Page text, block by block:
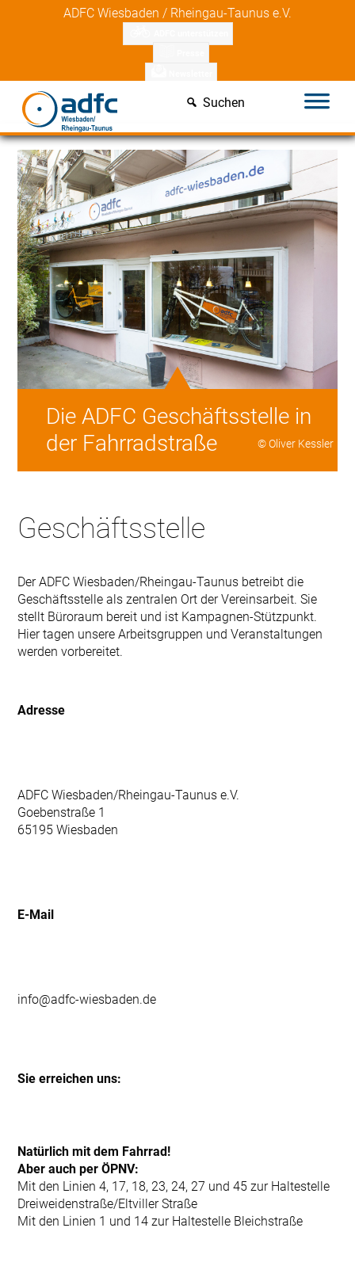
ADFC Wiesbaden / Rheingau-Taunus e.V.
Suchen
Die ADFC Geschäftsstelle in
der Fahrradstraße
© Oliver Kessler
Geschäftsstelle
Der ADFC Wiesbaden/Rheingau-Taunus betreibt die
Geschäftsstelle als zentralen Ort der Vereinsarbeit. Sie
stellt Büroraum bereit und ist Kampagnen-Stützpunkt.
Hier tagen unsere Arbeitsgruppen und Veranstaltungen
werden vorbereitet.
Adresse
ADFC Wiesbaden/Rheingau-Taunus e.V.
Goebenstraße 1
65195 Wiesbaden
E-Mail
info@adfc-wiesbaden.de
Sie errei­chen uns:
Natürlich mit dem Fahrrad!
Aber auch per ÖPNV:
Mit den Linien 4, 17, 18, 23, 24, 27 und 45 zur Haltestelle
Dreiweidenstraße/Eltviller Straße
Mit den Linien 1 und 14 zur Haltestelle Bleichstraße